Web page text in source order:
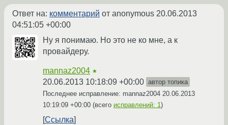
Ответ на: комментарий от anonymous 20.06.2013
04:51:05 +00:00
Ну я понимаю. Но это не ко мне, а к
провайдеру.
mannaz2004 ★
20.06.2013 10:18:09 +00:00 автор топика
Последнее исправление: mannaz2004 20.06.2013
10:19:09 +00:00 (всего исправлений: 1)
Ссылка